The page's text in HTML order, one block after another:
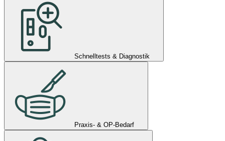
Schnelltests & Diagnostik
Praxis- & OP-Bedarf